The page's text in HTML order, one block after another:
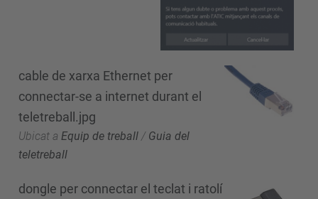
cable de xarxa Ethernet per
connectar-se a internet durant el
teletreball.jpg
Ubicat a Equip de treball / Guia del
teletreball
dongle per connectar el teclat i ratolí